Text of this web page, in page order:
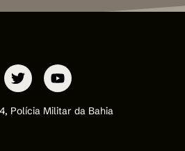
Polícia Militar da Bahia